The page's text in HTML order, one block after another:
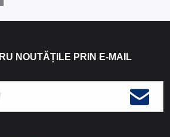
NOUTĂȚILE PRIN E-MAIL